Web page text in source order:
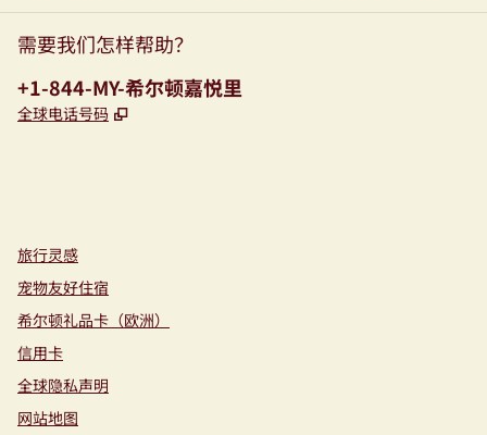
需要我们怎样帮助？
电话:
+1-844-MY-希尔顿嘉悦里
全球电话号码 ,
旅行灵感
宠物友好住宿
希尔顿礼品卡（欧洲）
信用卡
全球隐私声明
网站地图